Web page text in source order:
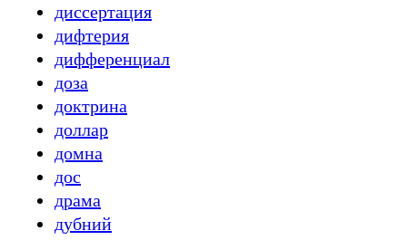
диссертация
дифтерия
дифференциал
доза
доктрина
доллар
домна
дос
драма
дубний